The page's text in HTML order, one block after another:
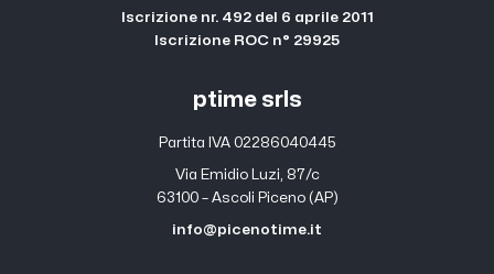
Iscrizione nr. 492 del 6 aprile 2011
Iscrizione ROC n° 29925
ptime srls
Partita IVA 02286040445
Via Emidio Luzi, 87/c
63100 – Ascoli Piceno (AP)
info@picenotime.it